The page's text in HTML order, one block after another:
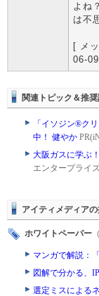
よね
は不
[ メ
06-
関連トピック＆推
「イソジン®ク
中！ 健やか
大阪ガスに学ぶ
エンタープライ
アイティメディア
ホワイトペーパー
マンガで解説：
図解で分かる、
選定ミスによる